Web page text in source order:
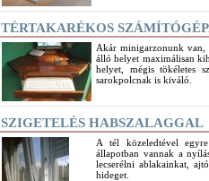
TÉRTAKARÉKOS
Akár minigarzonunk van,
álló helyet maximálisan
helyet, mégis tökéletes
sarokpolcnak is kiváló.
SZIGETELÉS HABSZALAGGAL
A tél közeledtével
állapotban vannak a
lecserélni ablakainkat,
hideget.